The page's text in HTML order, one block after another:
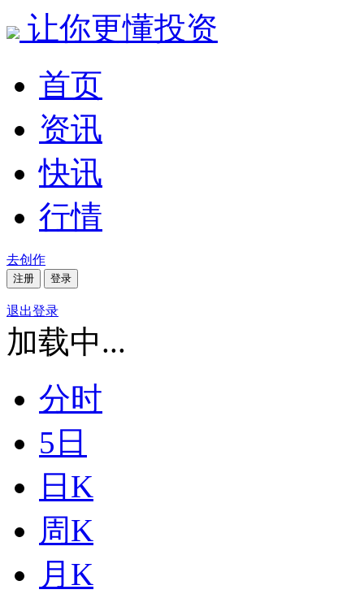
让你更懂投资
首页
资讯
快讯
行情
去创作
注册 登录
退出登录
加载中...
分时
5日
日K
周K
月K